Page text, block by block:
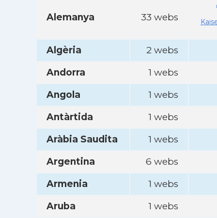
Alemanya 33 webs
Algèria
2 webs
Andorra
1 webs
Angola
1 webs
Antàrtida
1 webs
Aràbia Saudita
1 webs
Argentina
6 webs
Armenia
1 webs
Aruba
1 webs